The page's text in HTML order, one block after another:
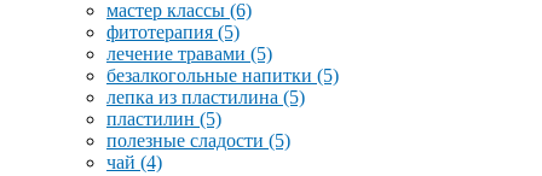
мастер классы (6)
фитотерапия (5)
лечение травами (5)
безалкогольные напитки (5)
лепка из пластилина (5)
пластилин (5)
полезные сладости (5)
чай (4)